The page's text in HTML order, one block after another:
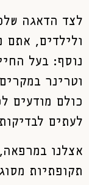
לצד הדאגה
ולילדים, אתם
נוסף: בעל
וטרינר
כולם מודעים
לעתים
אצלנו
תקופתיות